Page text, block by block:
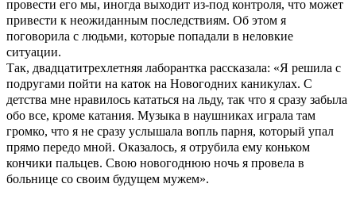
провести его мы, иногда выходит из-под контроля, что может
привести к неожиданным последствиям. Об этом я
поговорила с людьми, которые попадали в неловкие
ситуации.
Так, двадцатитрехлетняя лаборантка рассказала: «Я решила с
подругами пойти на каток на Новогодних каникулах. С
детства мне нравилось кататься на льду, так что я сразу забыла
обо все, кроме катания. Музыка в наушниках играла там
громко, что я не сразу услышала вопль парня, который упал
прямо передо мной. Оказалось, я отрубила ему коньком
кончики пальцев. Свою новогоднюю ночь я провела в
больнице со своим будущем мужем».